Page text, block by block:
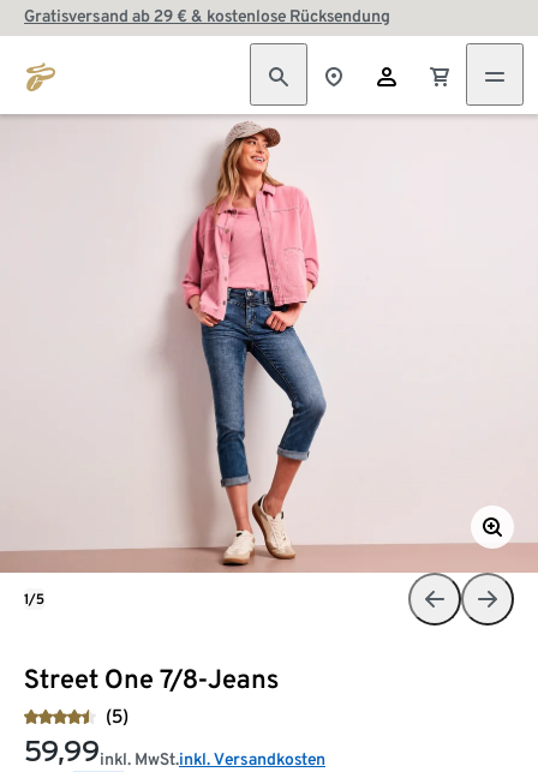
Gratisversand ab 29 € & kostenlose Rücksendung
Street One 7/8-Jeans
(5)
59,99inkl. MwSt.inkl. Versandkosten
1/5